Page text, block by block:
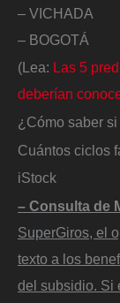
– VICHADA
– BOGOTÁ
(Lea: Las 5
deberían
¿Cómo saber
Cuántos ciclos
iStock
– Consulta de
SuperGiros, el
texto a los
del subsidio. Si